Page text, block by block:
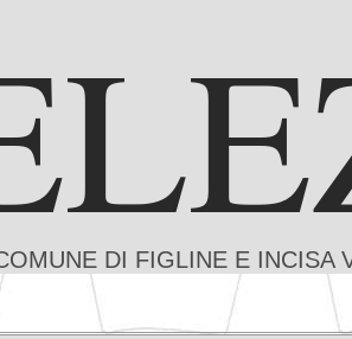
DI FIGLINE E INCISA